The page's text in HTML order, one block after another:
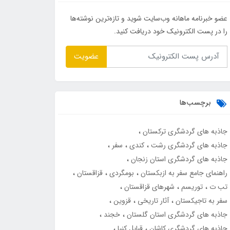
عضو خبرنامه ماهانه وب‌سایت شوید و تازه‌ترین نوشته‌ها
را در پست الکترونیک خود دریافت کنید.
عضویت
برچسب‌ها
جاذبه های گردشگری ترکستان
جاذبه های گردشگری رشت کندی سفر
جاذبه های گردشگری استان زنجان
راهنمای جامع سفر به ازبکستان بومگردی قزاقستان
تب ت توریسم شهرهای قزاقستان
سفر به تاجیکستان آثار تاریخی قزوین
جاذبه های گردشگری استان گلستان خجند